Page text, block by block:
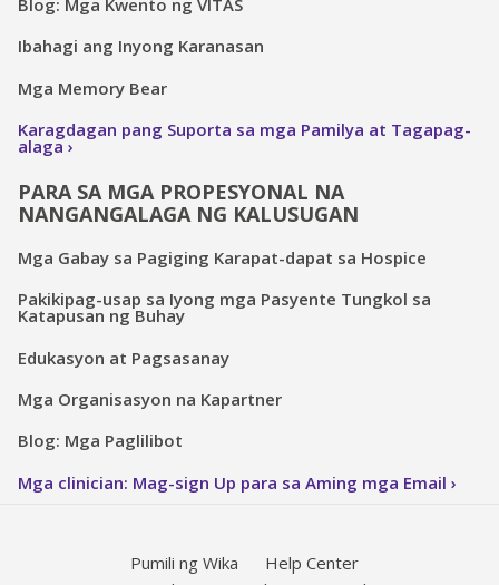
Blog: Mga Kwento ng VITAS
Ibahagi ang Inyong Karanasan
Mga Memory Bear
Karagdagan pang Suporta sa mga Pamilya at Tagapag-
alaga
PARA SA MGA PROPESYONAL NA
NANGANGALAGA NG KALUSUGAN
Mga Gabay sa Pagiging Karapat-dapat sa Hospice
Pakikipag-usap sa Iyong mga Pasyente Tungkol sa
Katapusan ng Buhay
Edukasyon at Pagsasanay
Mga Organisasyon na Kapartner
Blog: Mga Paglilibot
Mga clinician: Mag-sign Up para sa Aming mga Email
Pumili ng Wika
Help Center